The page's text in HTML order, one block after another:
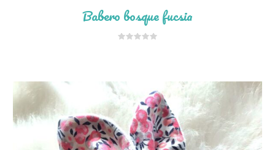
Babero bosque fucsia